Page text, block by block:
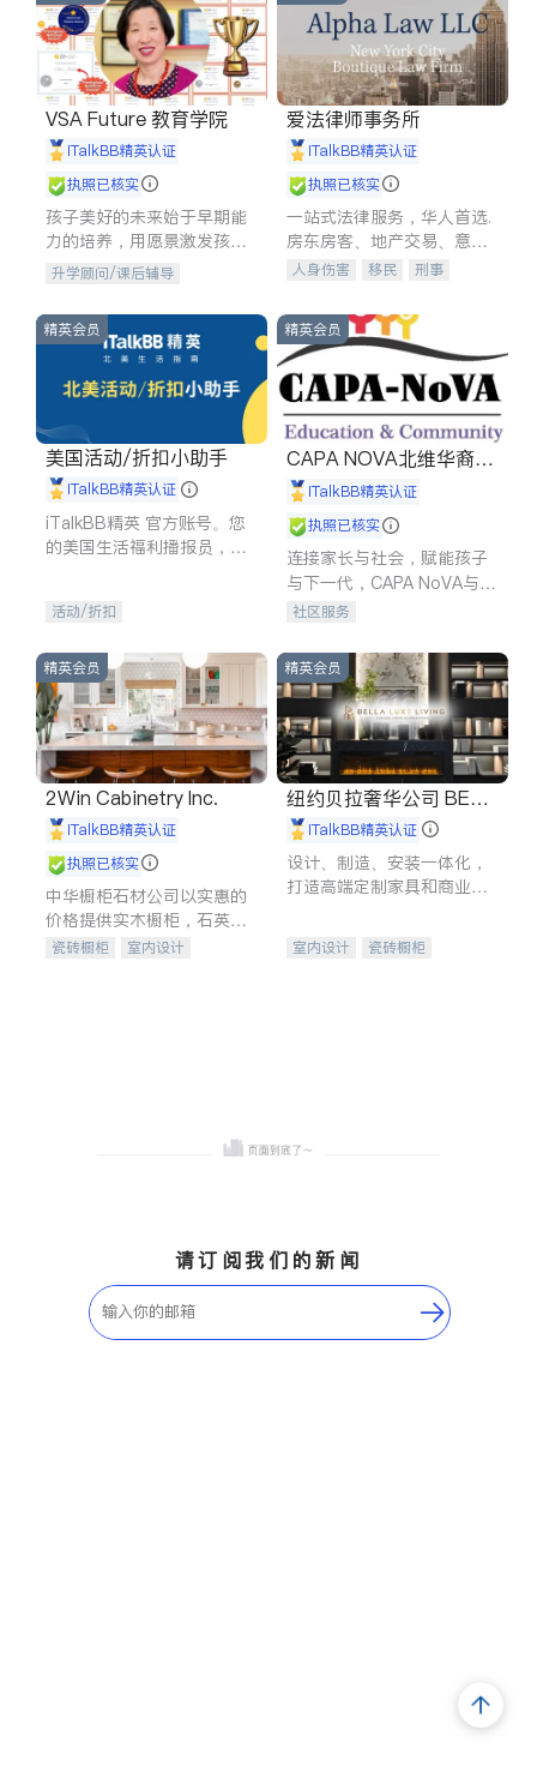
VSA Future 教育学院
iTalkBB精英认证
执照已核实
孩子美好的未来始于早期能
力的培养，用愿景激发孩子
的学习潜力和动力。理念：
拥有成长型心态是成功的基
石。
升学顾问/课后辅导
爱法律师事务所
iTalkBB精英认证
执照已核实
一站式法律服务，华人首选.
房东房客、地产交易、意外
伤害、车祸重伤、商业诉
建筑合同、刑事案件全包办
人身伤害 移民
刑事
信托/遗嘱
商业
索赔
律师-其它 保释
精英会员
美国活动/折扣小助手
iTalkBB精英认证
iTalkBB精英 官方账号。您
的美国生活福利播报员，精
专属福利。
活动/折扣
精英会员
CAPA NOVA北维华裔家
长会iTalkBB精英认证
执照已核实
连接家长与社会，赋能孩子
与下一代，CAPA NoVA与您
携手建设包容、公平、充满
社区服务
精英会员
2Win Cabinetry Inc.
iTalkBB精英认证
执照已核实
中华橱柜石材公司以实惠的
价格提供实木橱柜，石英石
台面，多种优质不锈钢水
瓷砖橱柜
室内设计
精英会员
纽约贝拉奢华公司 BELL
A LUXE
iTalkBB精英认证
设计、制造、安装一体化，
打造高端定制家具和商业空
室内设计
瓷砖橱柜
请订阅我们的新闻